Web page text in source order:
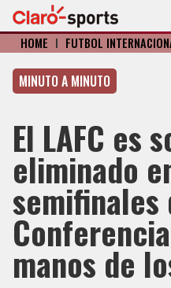
HOME I FÚTBOL
MINUTO A MINUTO
El LAFC es
eliminado
semifinales
manos de